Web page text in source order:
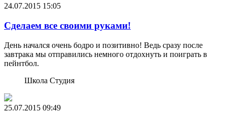
24.07.2015 15:05
Сделаем все своими руками!
День начался очень бодро и позитивно! Ведь сразу после
завтрака мы отправились немного отдохнуть и поиграть в
пейнтбол.
Школа Студия
25.07.2015 09:49